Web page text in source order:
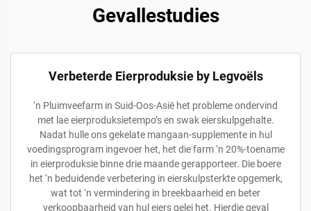
Gevallestudies
Verbeterde Eierproduksie by Legvoëls
‘n Pluimveefarm in Suid-Oos-Asië het probleme ondervind
met lae eierproduksietempo’s en swak eierskulpgehalte.
Nadat hulle ons gekelate mangaan-supplemente in hul
voedingsprogram ingevoer het, het die farm ‘n 20%-toename
in eierproduksie binne drie maande gerapporteer. Die boere
het ‘n beduidende verbetering in eierskulpsterkte opgemerk,
wat tot ‘n vermindering in breekbaarheid en beter
verkoopbaarheid van hul eiers gelei het. Hierdie geval